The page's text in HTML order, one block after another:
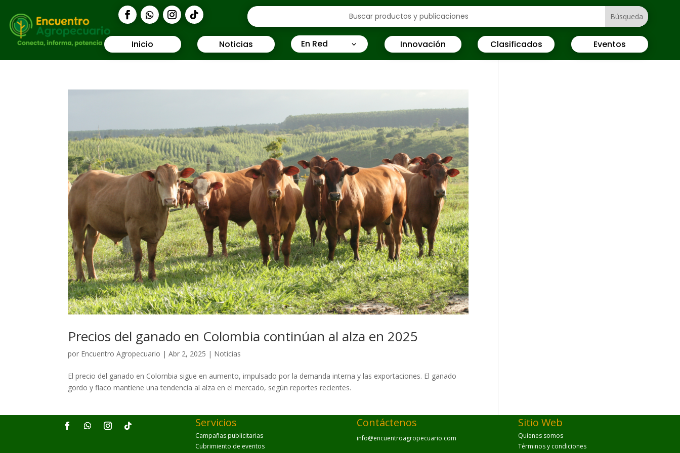
Inicio Noticias En Red Innovación Clasificados Eventos
Precios del ganado en Colombia continúan al alza en 2025
por Encuentro Agropecuario |Abr 2, 2025 | Noticias
El precio del ganado en Colombia sigue en aumento, impulsado por la demanda interna y las exportaciones. El ganado
gordo y flaco mantiene una tendencia al alza en el mercado, según reportes recientes.
Servicios
Campañas publicitarias
Cubrimiento de eventos
Contáctenos
info@encuentroagropecuario.com
Sitio Web
Quienes somos
Términos y condiciones